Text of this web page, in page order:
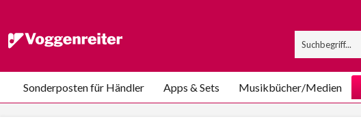
Sonderposten für Händler Apps & Sets Musikbücher/Medien